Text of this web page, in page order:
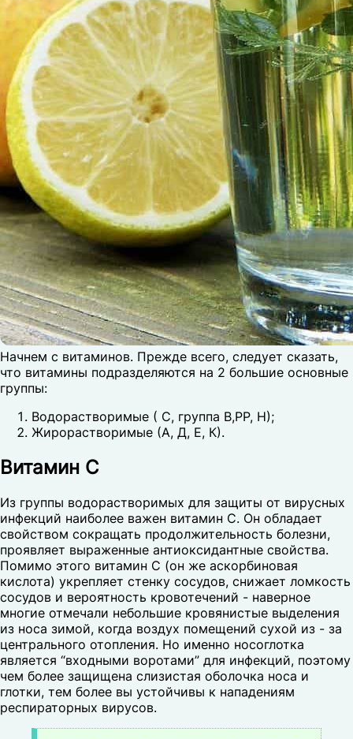
Начнем с витаминов. Прежде всего, следует сказать,
что витамины подразделяются на 2 большие основные
группы:
Водорастворимые ( С, группа В,РР, Н);
Жирорастворимые (А, Д, Е, К).
Витамин С
Из группы водорастворимых для защиты от вирусных
инфекций наиболее важен витамин С. Он обладает
свойством сокращать продолжительность болезни,
проявляет выраженные антиоксидантные свойства.
Помимо этого витамин С (он же аскорбиновая
кислота) укрепляет стенку сосудов, снижает ломкость
сосудов и вероятность кровотечений - наверное
многие отмечали небольшие кровянистые выделения
из носа зимой, когда воздух помещений сухой из - за
центрального отопления. Но именно носоглотка
является “входными воротами” для инфекций, поэтому
чем более защищена слизистая оболочка носа и
глотки, тем более вы устойчивы к нападениям
респираторных вирусов.